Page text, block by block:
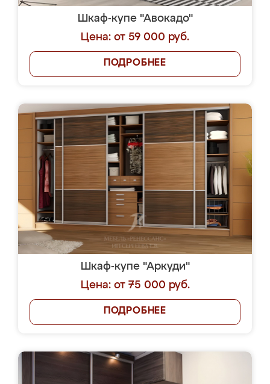
Шкаф-купе "Авокадо"
Цена: от 59 000 руб.
ПОДРОБНЕЕ
Шкаф-купе "Аркуди"
Цена: от 75 000 руб.
ПОДРОБНЕЕ